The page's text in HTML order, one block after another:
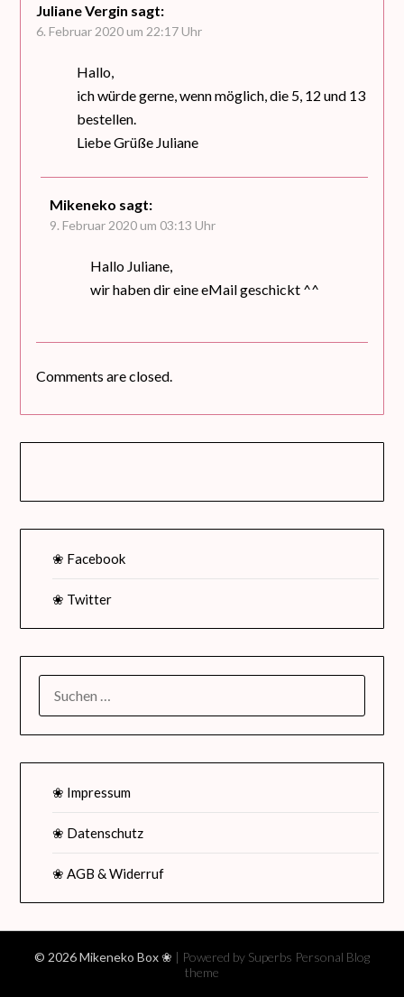
Juliane Vergin sagt:
6. Februar 2020 um 22:17 Uhr
Hallo,
ich würde gerne, wenn möglich, die 5, 12 und 13
bestellen.
Liebe Grüße Juliane
Mikeneko sagt:
9. Februar 2020 um 03:13 Uhr
Hallo Juliane,
wir haben dir eine eMail geschickt ^^
Comments are closed.
❀ Facebook
❀ Twitter
NACH:
❀ Impressum
❀ Datenschutz
❀ AGB & Widerruf
© 2026 Mikeneko Box ❀ | Powered by Superbs Personal Blog
theme